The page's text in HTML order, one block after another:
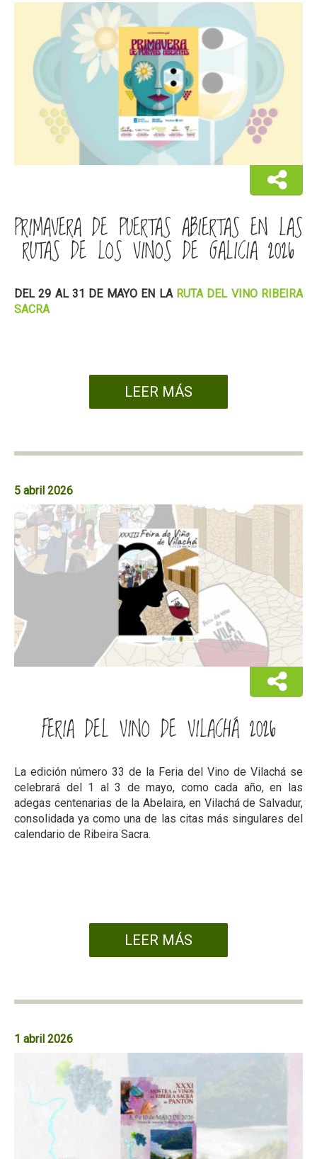
PRIMAVERA DE PUERTAS ABIERTAS EN LAS
RUTAS DE LOS VINOS DE GALICIA 2026
DEL 29 AL 31 DE MAYO EN LA RUTA DEL VINO RIBEIRA
SACRA
LEER MÁS
5 abril 2026
FERIA DEL VINO DE VILACHÁ 2026
La edición número 33 de la Feria del Vino de Vilachá se
celebrará del 1 al 3 de mayo, como cada año, en las
adegas centenarias de la Abelaira, en Vilachá de Salvadur,
consolidada ya como una de las citas más singulares del
calendario de Ribeira Sacra.
LEER MÁS
1 abril 2026